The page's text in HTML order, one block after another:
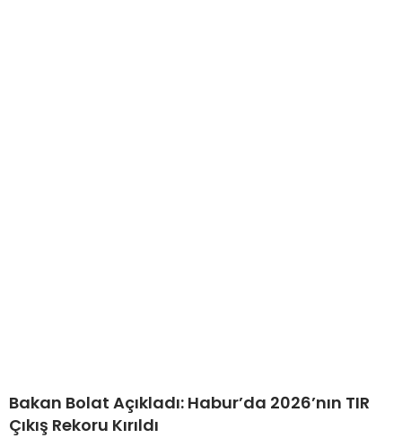
Bakan Bolat Açıkladı: Habur’da 2026’nın TIR
Çıkış Rekoru Kırıldı